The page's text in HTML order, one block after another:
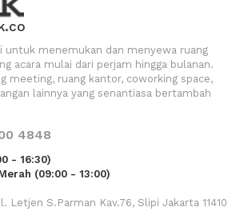
untuk menemukan dan menyewa ruang
acara mulai dari perjam hingga bulanan.
meeting, ruang kantor, coworking space,
lainnya yang senantiasa bertambah
4848
- 16:30)
(09:00 - 13:00)
Letjen S.Parman Kav.76, Slipi Jakarta 11410